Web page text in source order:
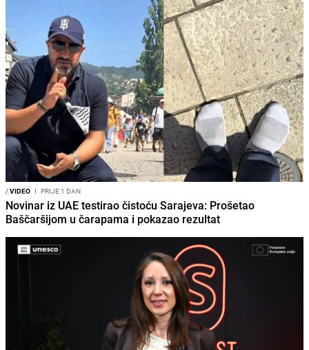
/VIDEO I PRIJE 1 DAN
Novinar iz UAE testirao čistoću Sarajeva: Prošetao
Baščaršijom u čarapama i pokazao rezultat